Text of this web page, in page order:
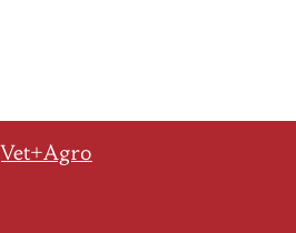
Vet+Agro